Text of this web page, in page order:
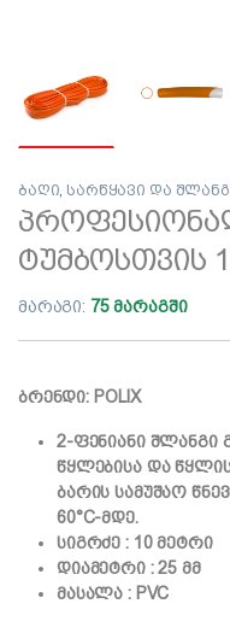
ბაღი, სარწყავი და
ტუმბოსთვის
მარაგი: 75 მარაგში
ბრენდი: POLIX
2-ფენიანი შლანგი
წყლებისა და
ბარის სამუშაო
60°C-მდე.
სიგრძე : 10 მეტრი
დიამეტრი : 25 მმ
მასალა : PVC